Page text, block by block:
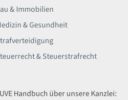
& Immobilien
& Gesundheit
& Steuerstrafrecht
Handbuch über unsere Kanzlei: